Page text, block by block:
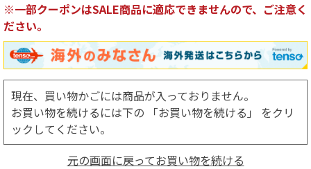
※一部クーポンはSALE商品に適応できませんので、ご注意く
ださい。
現在、買い物かごには商品が入っておりません。
お買い物を続けるには下の 「お買い物を続ける」 をクリ
ックしてください。
元の画面に戻ってお買い物を続ける